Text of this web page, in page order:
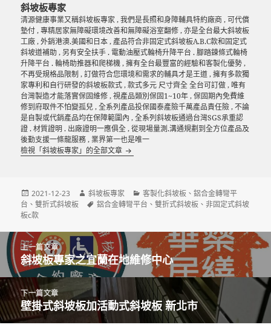
斜坡板專家
清源健康事業又稱斜坡板專家 , 我們是長照和身障輔具特約廠商 , 可代償
墊付 , 專精居家無障礙環境改善和無障礙浴室翻修 , 亦是全台最大斜坡板
工廠 , 外銷港澳.美國和日本 , 產品符合非固定式斜坡板A.B.C款和固定式
斜坡道補助 , 另有安全扶手 . 電動油壓式輪椅升降平台 . 腳踏鍊條式輪椅
升降平台 . 輪椅助推器和爬梯機 , 擁有全台最豐富的經驗和客製化優勢 ,
不再受規格品限制 , 訂做符合您環境和需求的輔具才是王道 , 擁有多款獨
家專利和自行研發的斜坡板款式 , 款式多元 尺寸齊全 全台可訂做 , 唯有
台灣製造才能落實保固維修 , 視產品類別保固1~10年 , 保固期內免費維
修到府取件不怕變孤兒 , 全系列產品投保國泰產險千萬產品責任險 , 不論
是自製或代銷產品均在保障範圍內 , 全系列斜坡板通過台灣SGS承重認
證 . 材質證明 . 出廠證明一應俱全 , 從現場量測.溝通規劃到全方位產品及
後勤支援一條龍服務 , 業界第一也是唯一
檢視「斜坡板專家」的全部文章
發
佈
日
2021-12-23
作
者
斜坡板專家
分
類
客製化斜坡板 、鋁合金轉彎平
台 、雙折式斜坡板
標
鋁合金轉彎平台 、雙折式斜坡板 、非固定式斜坡
板c款
文
章
導
覽
上一篇文章
上
一
篇
文
章:
斜坡板專家之宜蘭在地維修中心
下一篇文章
下
一
壁掛式斜坡板加活動式斜坡板 新北市